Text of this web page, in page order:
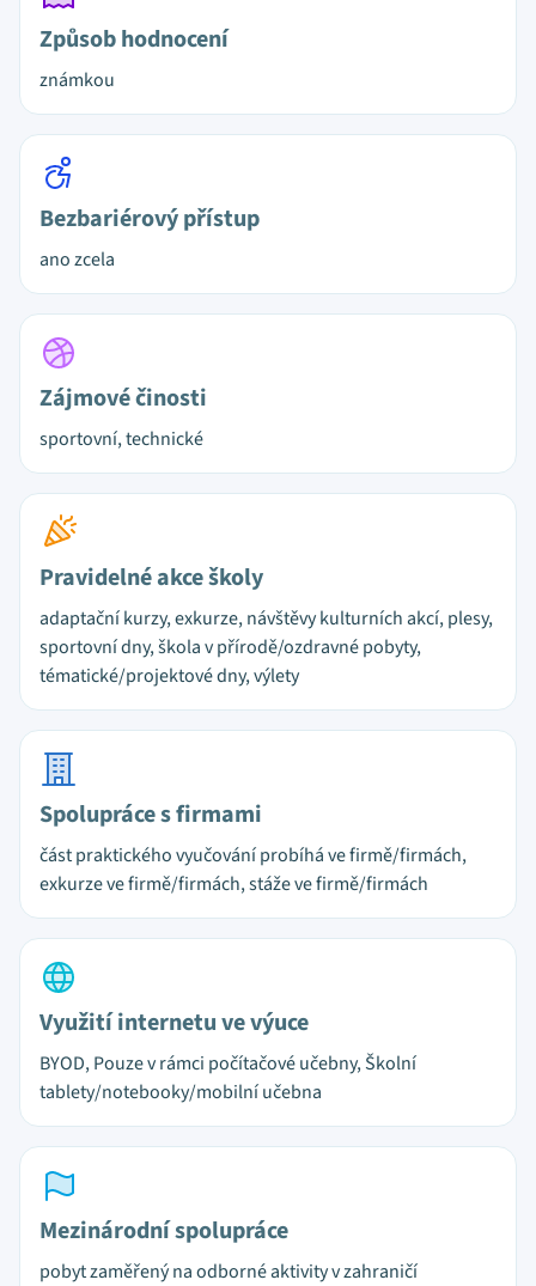
Způsob hodnocení
známkou
Bezbariérový přístup
ano zcela
Zájmové činosti
sportovní, technické
Pravidelné akce školy
adaptační kurzy, exkurze, návštěvy kulturních akcí, plesy,
sportovní dny, škola v přírodě/ozdravné pobyty,
tématické/projektové dny, výlety
Spolupráce s firmami
část praktického vyučování probíhá ve firmě/firmách,
exkurze ve firmě/firmách, stáže ve firmě/firmách
Využití internetu ve výuce
BYOD, Pouze v rámci počítačové učebny, Školní
tablety/notebooky/mobilní učebna
Mezinárodní spolupráce
pobyt zaměřený na odborné aktivity v zahraničí